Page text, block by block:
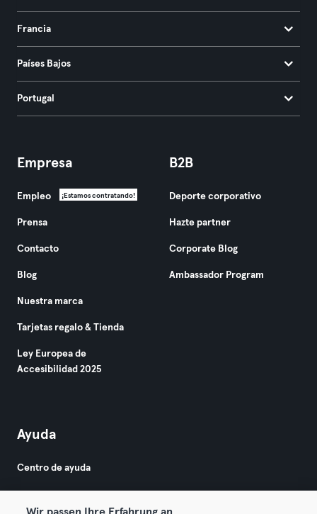
Francia
Países Bajos
Portugal
Empresa
Empleo ¡Estamos contratando!
Prensa
Contacto
Blog
Nuestra marca
Tarjetas regalo & Tienda
Ley Europea de
Accesibilidad 2025
B2B
Deporte corporativo
Hazte partner
Corporate Blog
Ambassador Program
Ayuda
Centro de ayuda